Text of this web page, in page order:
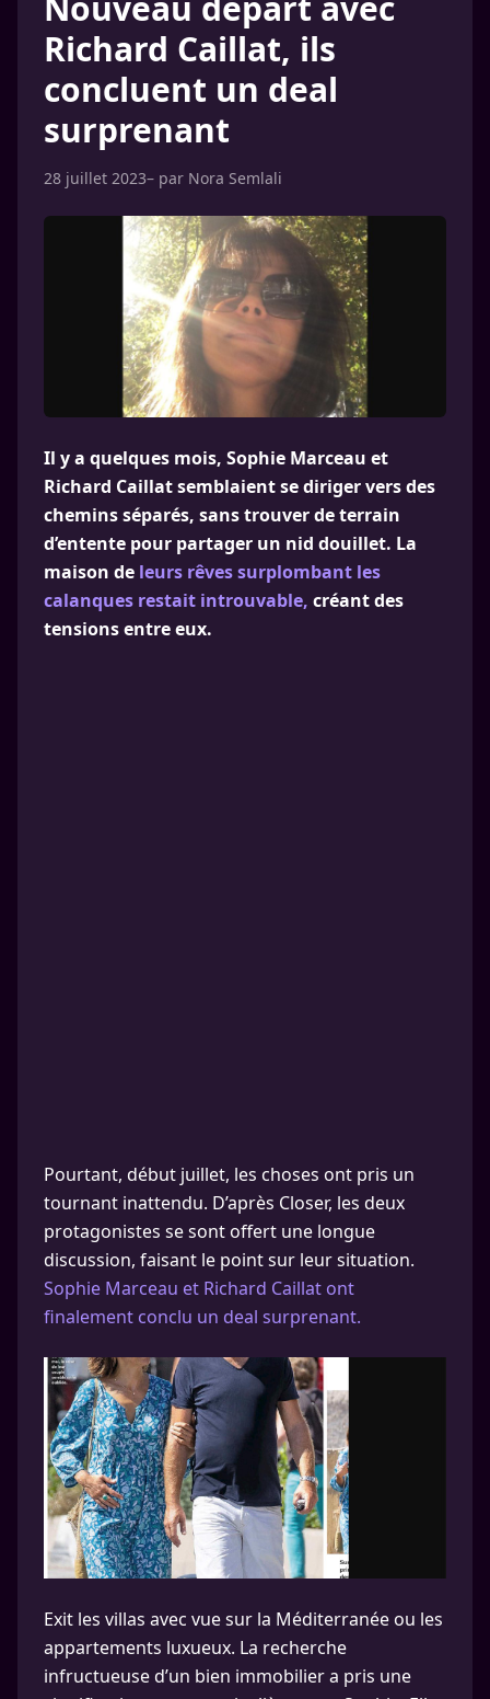
Richard Caillat, ils
concluent un deal
surprenant
28 juillet 2023– par Nora Semlali
Il y a quelques mois, Sophie Marceau et
Richard Caillat semblaient se diriger vers des
chemins séparés, sans trouver de terrain
d’entente pour partager un nid douillet. La
maison de leurs rêves surplombant les
calanques restait introuvable, créant des
tensions entre eux.
Pourtant, début juillet, les choses ont pris un
tournant inattendu. D’après Closer, les deux
protagonistes se sont offert une longue
discussion, faisant le point sur leur situation.
Sophie Marceau et Richard Caillat ont
finalement conclu un deal surprenant.
Exit les villas avec vue sur la Méditerranée ou les
appartements luxueux. La recherche
infructueuse d’un bien immobilier a pris une